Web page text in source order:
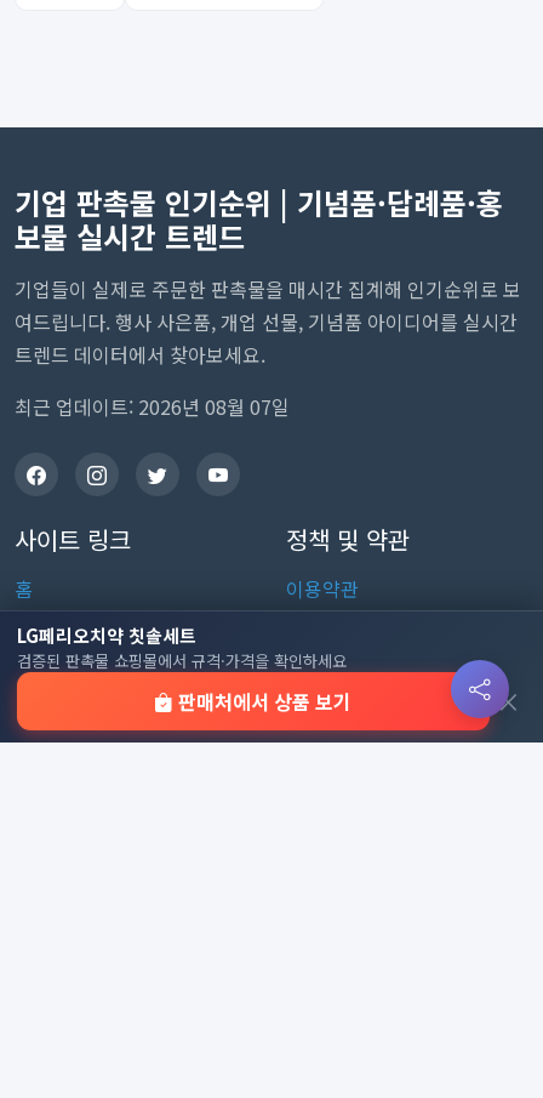
LG페리오치약 칫솔세트
검증된 판촉물 쇼핑몰에서 규격·가격을 확인하세요
판매처에서 상품 보기 ×
기업 판촉물 인기순위 | 기념품·답례품·홍
보물 실시간 트렌드
기업들이 실제로 주문한 판촉물을 매시간 집계해 인기순위로 보
여드립니다. 행사 사은품, 개업 선물, 기념품 아이디어를 실시간
트렌드 데이터에서 찾아보세요.
최근 업데이트: 2026년 08월 07일
사이트 링크
홈
판촉물 인기 순위
전체 카테고리
자주 묻는 질문
정책 및 약관
이용약관
쿠키 정책